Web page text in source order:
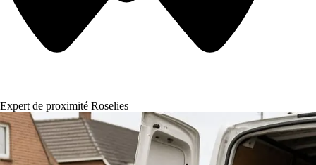
Expert de proximité Roselies